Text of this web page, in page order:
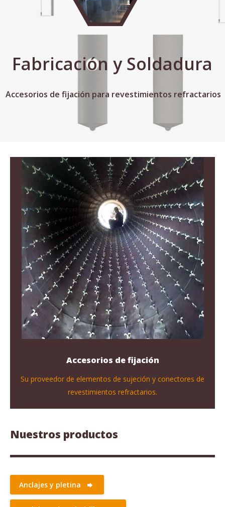
Fabricación y Soldadura
Accesorios de fijación para revestimientos refractarios
Accesorios de fijación
Su proveedor de elementos de sujeción y conectores de
revestimientos refractarios.
Nuestros productos
Anclajes y pletina